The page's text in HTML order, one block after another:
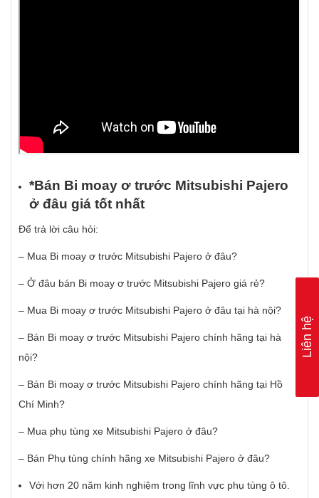
*Bán Bi moay ơ trước Mitsubishi Pajero
ở đâu giá tốt nhất
Để trả lời câu hỏi:
– Mua Bi moay ơ trước Mitsubishi Pajero ở đâu?
– Ở đâu bán Bi moay ơ trước Mitsubishi Pajero giá rẻ?
– Mua Bi moay ơ trước Mitsubishi Pajero ở đâu tại hà nội?
– Bán Bi moay ơ trước Mitsubishi Pajero chính hãng tại hà
nội?
– Bán Bi moay ơ trước Mitsubishi Pajero chính hãng tại Hồ
Chí Minh?
– Mua phụ tùng xe Mitsubishi Pajero ở đâu?
– Bán Phụ tùng chính hãng xe Mitsubishi Pajero ở đâu?
Với hơn 20 năm kinh nghiệm trong lĩnh vực phụ tùng ô tô.
Liên hệ